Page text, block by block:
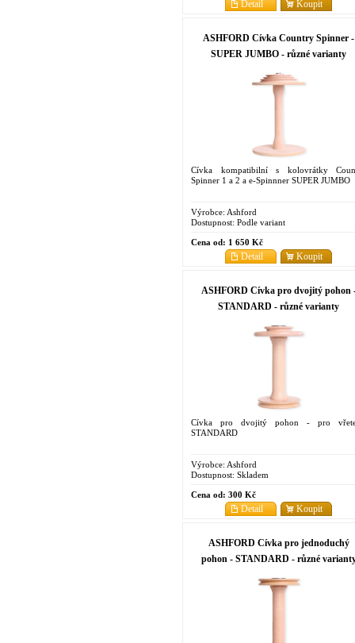
Koupit
Detail
ASHFORD Cívka Country Spinner -
SUPER JUMBO - různé varianty
Cívka kompatibilní s kolovrátky
Spinner 1 a 2 a e-Spinnner SUPER JUMBO
Výrobce: Ashford
Dostupnost: Podle variant
Cena od: 1 650 Kč
Koupit
Detail
ASHFORD Cívka pro dvojitý pohon
STANDARD - různé varianty
Cívka pro dvojitý pohon - pro
STANDARD
Výrobce: Ashford
Dostupnost: Skladem
Cena od: 300 Kč
Koupit
Detail
ASHFORD Cívka pro jednoduchý
pohon - STANDARD - různé